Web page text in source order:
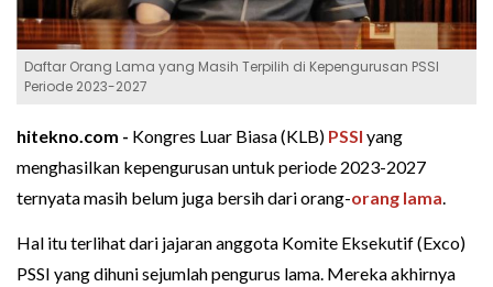
Daftar Orang Lama yang Masih Terpilih di Kepengurusan PSSI
Periode 2023-2027
hitekno.com - Kongres Luar Biasa (KLB) PSSI yang
menghasilkan kepengurusan untuk periode 2023-2027
ternyata masih belum juga bersih dari orang-orang lama.
Hal itu terlihat dari jajaran anggota Komite Eksekutif (Exco)
PSSI yang dihuni sejumlah pengurus lama. Mereka akhirnya